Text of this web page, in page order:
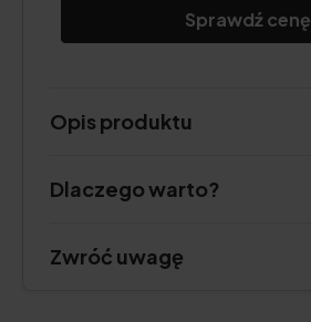
Sprawdź cenę
Opis produktu
Dlaczego warto?
Zwróć uwagę